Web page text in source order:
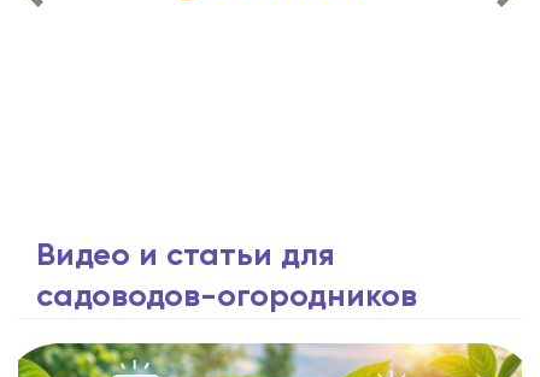
Видео и статьи для
садоводов-огородников